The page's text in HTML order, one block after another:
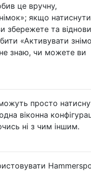
це вручну,
якщо натиснути
збережете та
«Активувати
знаю, чи можете ви
просто
віконна
ні з чим іншим.